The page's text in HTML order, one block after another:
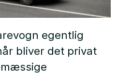
egentlig
bliver det privat